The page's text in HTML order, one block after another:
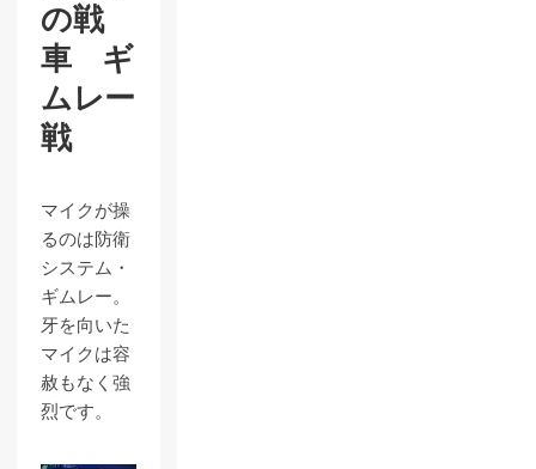
の戦
車 ギ
ムレー
戦
マイクが操
るのは防衛
システム・
ギムレー。
牙を向いた
マイクは容
赦もなく強
烈です。